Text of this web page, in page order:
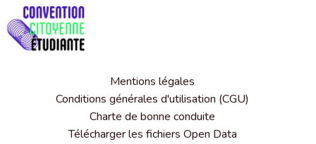
Mentions légales
Conditions générales d'utilisation (CGU)
Charte de bonne conduite
Télécharger les fichiers Open Data